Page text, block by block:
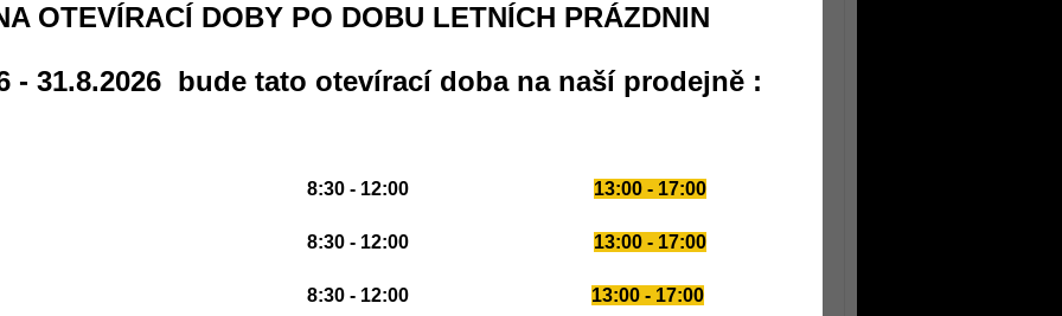
45 Kč
Black Line Micellar Casein
1 129 Kč
OTEVÍRACÍ DOBY PO DOBU LETNÍCH PRÁZDNIN
- 31.8.2026 bude tato otevírací doba na naší prodejně :
8:30 - 12:00 13:00 - 17:00
8:30 - 12:00 13:00 - 17:00
8:30 - 12:00 13:00 - 17:00